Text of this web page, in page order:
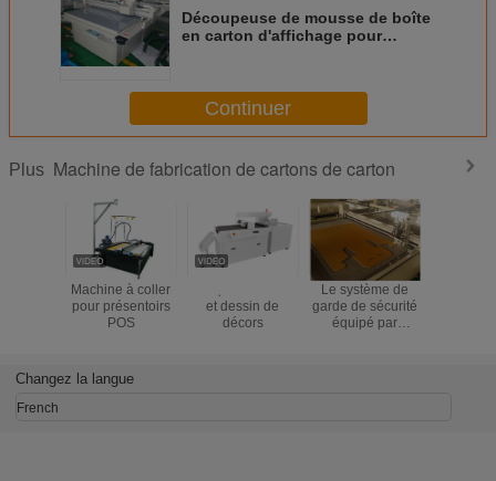
Découpeuse de mousse de boîte
en carton d'affichage pour
Continuer
Plus Machine de fabrication de cartons de carton
Machine à coller
pour présentoirs
POS
et dessin de
décors
Le système de
garde de sécurité
équipé par
Changez la langue
French